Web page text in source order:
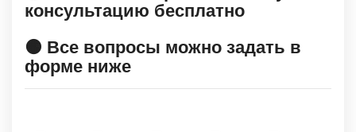
консультацию бесплатно
🟠 Все вопросы можно задать в
форме ниже